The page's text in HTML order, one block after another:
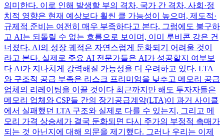
의미한다. 이로 인해 발생할 부의 격차, 국가 간 격차, 사회·정
치적 영향은 현재 예상보다 훨씬 클 가능성이 높으며, 제도적·
규제적 준비는 여전히 매우 부족하다고 본다. 그럼에도 불구하
고 AI는 되돌릴 수 없는 흐름으로 보이며, 이미 루비콘 강은 건
너졌다. AI의 성장 궤적은 자연스럽게 둔화되기 어려울 것이
라고 본다. 실제로 주요 AI 전문가들은 AI가 성공할지 여부보
다 AI가 지나치게 강력해질 가능성을 더 우려하고 있다. LTA
와 구조적 공급 부족은 리스크 프리미엄을 낮추고 메모리 공급
업체의 리레이팅을 이끌 것이다 최근까지만 해도 투자자들은
메모리 업체와 CSP들 간의 장기공급계약(LTA)이 과거 사이클
에서 실패했던 LTA 구조와 실제로 다를 수 있는지, 그리고 메
모리 가격 상승세가 결국 둔화되면 다시 주가의 부정적 촉매가
되는 것 아닌지에 대해 의문을 제기했다. 그러나 우리는 이제